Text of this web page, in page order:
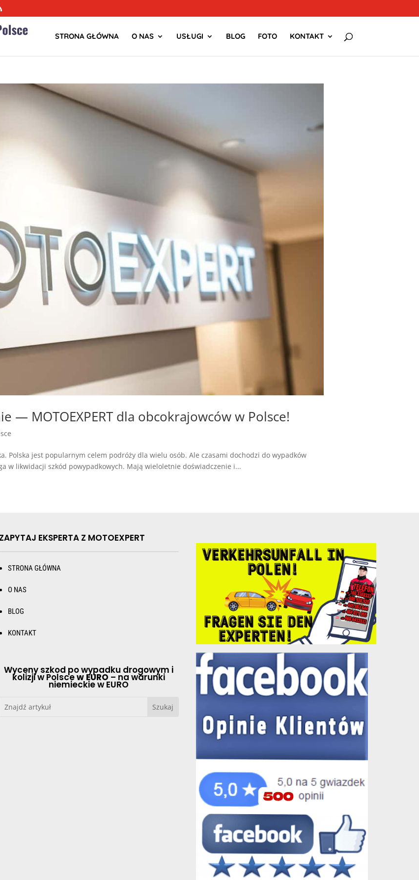
STRONA GŁÓWNA O NAS USŁUGI BLOG FOTO KONTAKT
— MOTOEXPERT dla obcokrajowców w Polsce!
Polska jest popularnym celem podróży dla wielu osób. Ale czasami dochodzi do wypadków
w likwidacji szkód powypadkowych. Mają wieloletnie doświadczenie i...
ZAPYTAJ EKSPERTA Z MOTOEXPERT
STRONA GŁÓWNA
O NAS
BLOG
KONTAKT
Wyceny szkod po wypadku drogowym i
kolizji w Polscew EURO – na warunki
niemieckie w EURO